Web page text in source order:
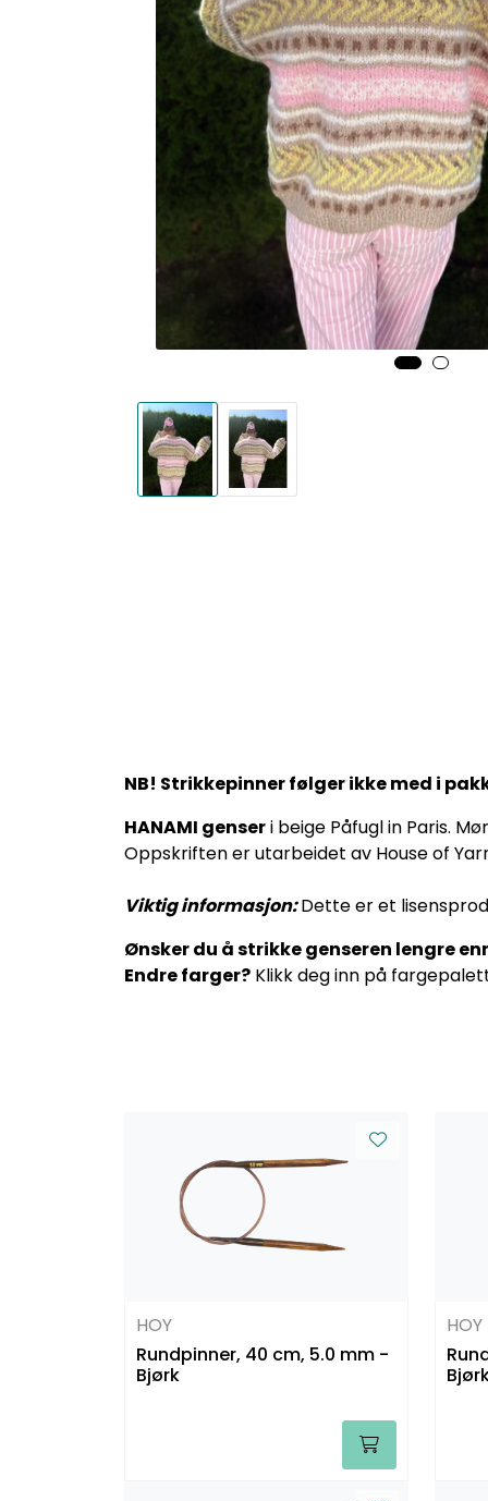
NB! Strikkepinner følger ikke med i
HANAMI genseri beige Påfugl in Paris.
Oppskriften er utarbeidet av House of
Viktig informasjon:Dette er et
Ønsker du å strikke genseren lengre
Endre farger? Klikk deg inn på
HOY
Rundpinner, 40 cm, 5.0 mm -
Bjørk
HOY